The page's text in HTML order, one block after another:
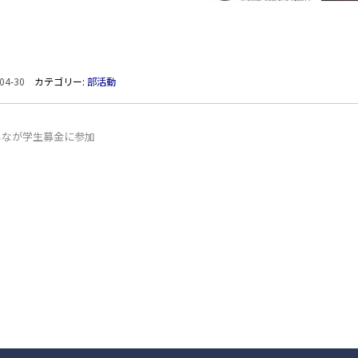
30 カテゴリー: 部活動
が学生募金に参加